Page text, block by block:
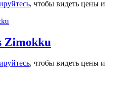
, чтобы видеть цены и
Zimokku
, чтобы видеть цены и